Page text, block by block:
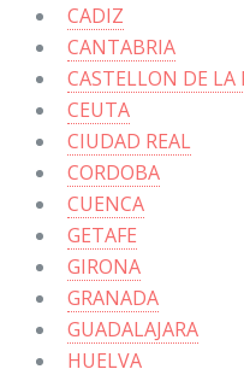
CADIZ
CANTABRIA
CASTELLON DE LA
CEUTA
CIUDAD REAL
CORDOBA
CUENCA
GETAFE
GIRONA
GRANADA
GUADALAJARA
HUELVA